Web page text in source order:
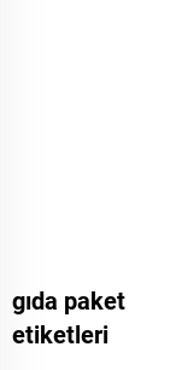
gıda paket
etiketleri